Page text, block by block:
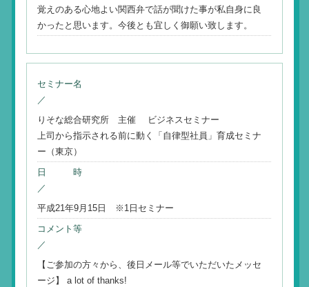
覚えのある心地よい関西弁で話が聞けた事が私自身に良
かったと思います。今後とも宜しく御願い致します。
セミナー名
／
りそな総合研究所 主催 ビジネスセミナー
上司から指示される前に動く「自律型社員」育成セミナ
ー（東京）
日 時
／
平成21年9月15日 ※1日セミナー
コメント等
／
【ご参加の方々から、後日メール等でいただいたメッセ
ージ】 a lot of thanks!